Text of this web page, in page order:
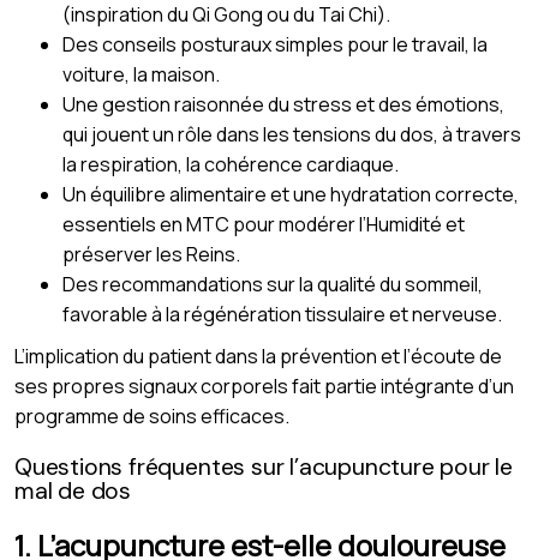
(inspiration du Qi Gong ou du Tai Chi).
Des conseils posturaux simples pour le travail, la
voiture, la maison.
Une gestion raisonnée du stress et des émotions,
qui jouent un rôle dans les tensions du dos, à travers
la respiration, la cohérence cardiaque.
Un équilibre alimentaire et une hydratation correcte,
essentiels en MTC pour modérer l’Humidité et
préserver les Reins.
Des recommandations sur la qualité du sommeil,
favorable à la régénération tissulaire et nerveuse.
L’implication du patient dans la prévention et l’écoute de
ses propres signaux corporels fait partie intégrante d’un
programme de soins efficaces.
Questions fréquentes sur l’acupuncture pour le
mal de dos
1. L’acupuncture est-elle douloureuse